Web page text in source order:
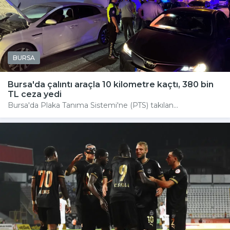
BURSA
Bursa'da çalıntı araçla 10 kilometre kaçtı, 380 bin
TL ceza yedi
Bursa'da Plaka Tanıma Sistemi'ne (PTS) takılan...